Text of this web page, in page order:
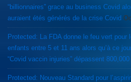
“billionnaires” grace au business Covid
auraient étés générés de la crise Covid
Protected: La FDA donne le feu vert pour
enfants entre 5 et 11 ans alors qu’à ce
“Covid vaccin injuries” dépassent
Protected: Nouveau Standard pour